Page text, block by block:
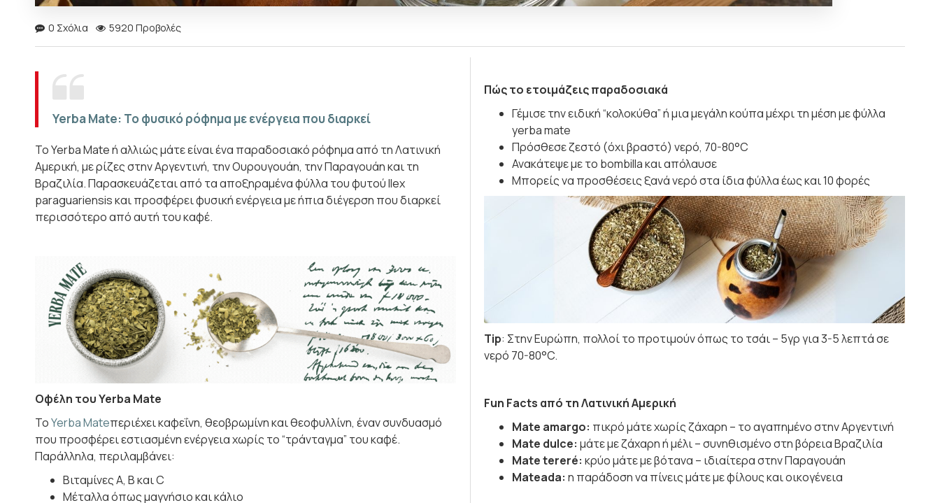
0 Σχόλια 5920 Προβολές
Yerba Mate: Το φυσικό ρόφημα με ενέργεια που διαρκεί
Το Yerba Mate ή αλλιώς μάτε είναι ένα παραδοσιακό ρόφημα από τη Λατινική
Αμερική, με ρίζες στην Αργεντινή, την Ουρουγουάη, την Παραγουάη και τη
Βραζιλία. Παρασκευάζεται από τα αποξηραμένα φύλλα του φυτού Ilex
paraguariensis και προσφέρει φυσική ενέργεια με ήπια διέγερση που διαρκεί
περισσότερο από αυτή του καφέ.
Οφέλη του Yerba Mate
ΤοYerba Mateπεριέχει καφεΐνη, θεοβρωμίνη και θεοφυλλίνη, έναν συνδυασμό
που προσφέρει εστιασμένη ενέργεια χωρίς το “τράνταγμα” του καφέ.
Παράλληλα, περιλαμβάνει:
Βιταμίνες Α, Β και C
Μέταλλα όπως μαγνήσιο και κάλιο
Πώς το ετοιμάζεις παραδοσιακά
Γέμισε την ειδική “κολοκύθα” ή μια μεγάλη κούπα μέχρι τη μέση με φύλλα
yerba mate
Πρόσθεσε ζεστό (όχι βραστό) νερό, 70-80°C
Ανακάτεψε με το bombilla και απόλαυσε
Μπορείς να προσθέσεις ξανά νερό στα ίδια φύλλα έως και 10 φορές
Tip: Στην Ευρώπη, πολλοί το προτιμούν όπως το τσάι – 5γρ για 3-5 λεπτά σε
νερό 70-80°C.
Fun Facts από τη Λατινική Αμερική
Mate amargo: πικρό μάτε χωρίς ζάχαρη – το αγαπημένο στην Αργεντινή
Mate dulce: μάτε με ζάχαρη ή μέλι – συνηθισμένο στη βόρεια Βραζιλία
Mate tereré: κρύο μάτε με βότανα – ιδιαίτερα στην Παραγουάη
Mateada: η παράδοση να πίνεις μάτε με φίλους και οικογένεια